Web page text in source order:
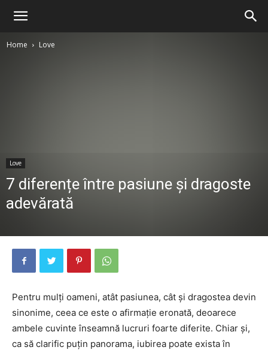
Home Love
Love
7 diferențe între pasiune și dragoste
adevărată
Pentru mulți oameni, atât pasiunea, cât și dragostea devin
sinonime, ceea ce este o afirmație eronată, deoarece
ambele cuvinte înseamnă lucruri foarte diferite. Chiar și,
ca să clarific puțin panorama, iubirea poate exista în